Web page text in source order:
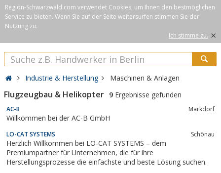
Region-Schwarzwald.com verwendet Cookies, um Ihnen den bestmöglichen
Service zu bieten. Wenn Sie auf der Seite weitersurfen stimmen Sie der
Nutzung zu.
Ich stimme zu. ×
Industrie & Herstellung Maschinen & Anlagen
Flugzeugbau & Helikopter 9 Ergebnisse gefunden
AC-B Markdorf
Willkommen bei der AC-B GmbH
LO-CAT SYSTEMS Schönau
Herzlich Willkommen bei LO-CAT SYSTEMS – dem
Premiumpartner für Unternehmen, die für ihre
Herstellungsprozesse die einfachste und beste Lösung suchen.